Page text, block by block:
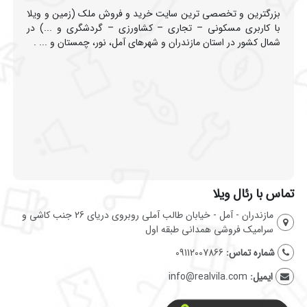
بزرگترین و تخصصی ترین سایت خرید و فروش ملک (زمین و ویلا
با کاربری مسکونی – تجاری – کشاورزی – گردشگری و ...) در
شمال کشور در استان مازندران و شهرهای آمل، نور، چمستان و ... .
تماس با رئال ویلا
مازندران - آمل - خیابان طالب آملی روبروی دریای 26 جنب کاشی و
سرامیک فروشی همدانی طبقه اول
شماره تماس: 09112007866
ایمیل: info@realvila.com